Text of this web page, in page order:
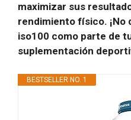
maximizar sus
rendimiento físico. ¡No
iso100 como parte de
suplementación
BESTSELLER NO. 1